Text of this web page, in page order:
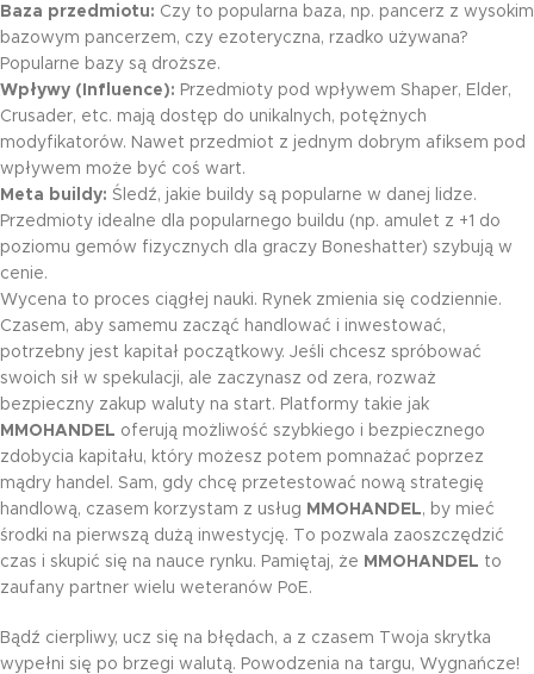
Baza przedmiotu: Czy to popularna baza, np. pancerz z wysokim
bazowym pancerzem, czy ezoteryczna, rzadko używana?
Popularne bazy są droższe.
Wpływy (Influence): Przedmioty pod wpływem Shaper, Elder,
Crusader, etc. mają dostęp do unikalnych, potężnych
modyfikatorów. Nawet przedmiot z jednym dobrym afiksem pod
wpływem może być coś wart.
Meta buildy: Śledź, jakie buildy są popularne w danej lidze.
Przedmioty idealne dla popularnego buildu (np. amulet z +1 do
poziomu gemów fizycznych dla graczy Boneshatter) szybują w
cenie.
Wycena to proces ciągłej nauki. Rynek zmienia się codziennie.
Czasem, aby samemu zacząć handlować i inwestować,
potrzebny jest kapitał początkowy. Jeśli chcesz spróbować
swoich sił w spekulacji, ale zaczynasz od zera, rozważ
bezpieczny zakup waluty na start. Platformy takie jak
MMOHANDEL oferują możliwość szybkiego i bezpiecznego
zdobycia kapitału, który możesz potem pomnażać poprzez
mądry handel. Sam, gdy chcę przetestować nową strategię
handlową, czasem korzystam z usług MMOHANDEL, by mieć
środki na pierwszą dużą inwestycję. To pozwala zaoszczędzić
czas i skupić się na nauce rynku. Pamiętaj, że MMOHANDEL to
zaufany partner wielu weteranów PoE.
Bądź cierpliwy, ucz się na błędach, a z czasem Twoja skrytka
wypełni się po brzegi walutą. Powodzenia na targu, Wygnańcze!